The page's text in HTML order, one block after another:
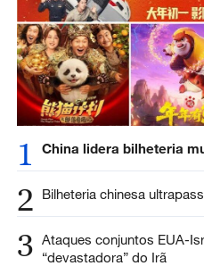
1 China lidera bilheteria
2 Bilheteria chinesa
3 Ataques conjuntos EUA-
“devastadora” do Irã